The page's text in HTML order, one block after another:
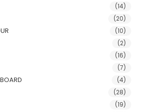
(14)
(20)
(10)
(2)
(16)
(7)
(4)
(28)
(19)